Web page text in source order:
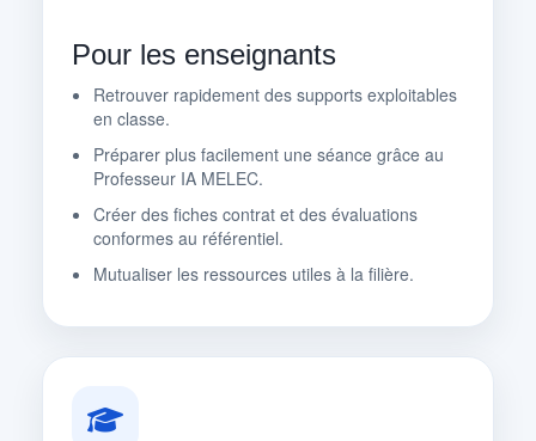
Pour les enseignants
Retrouver rapidement des supports exploitables
en classe.
Préparer plus facilement une séance grâce au
Professeur IA MELEC.
Créer des fiches contrat et des évaluations
conformes au référentiel.
Mutualiser les ressources utiles à la filière.